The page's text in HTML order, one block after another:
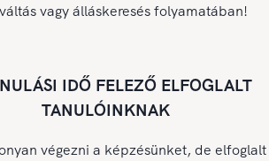
vagy álláskeresés folyamatában!
IDŐ FELEZŐ ELFOGLALT
TANULÓINKNAK
végezni a képzésünket, de elfoglalt